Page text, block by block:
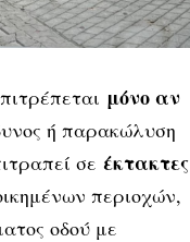
μόνο αν
ή παρακώλυση
σε έκτακτες
περιοχών,
oδoύ με